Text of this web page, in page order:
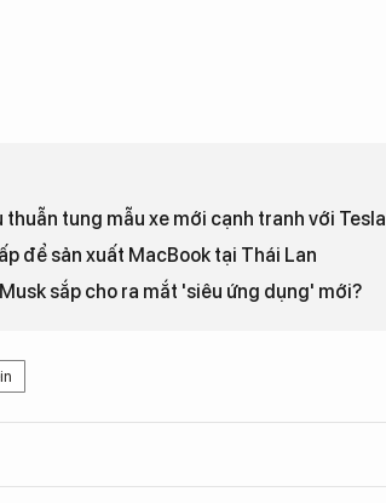
tung mẫu xe mới cạnh tranh với Tesla
để sản xuất MacBook tại Thái Lan
sắp cho ra mắt 'siêu ứng dụng' mới?